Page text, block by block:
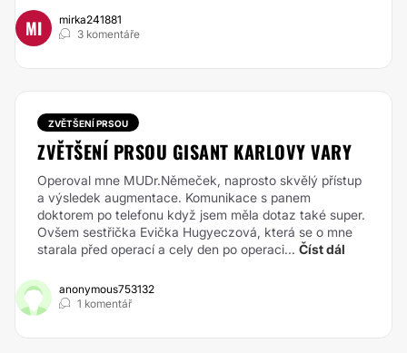
MI
mirka241881
3 komentáře
ZVĚTŠENÍ PRSOU
ZVĚTŠENÍ PRSOU GISANT KARLOVY VARY
Operoval mne MUDr.Němeček, naprosto skvělý přístup
a výsledek augmentace. Komunikace s panem
doktorem po telefonu když jsem měla dotaz také super.
Ovšem sestřička Evička Hugyeczová, která se o mne
starala před operací a cely den po operaci... Číst dál
anonymous753132
1 komentář